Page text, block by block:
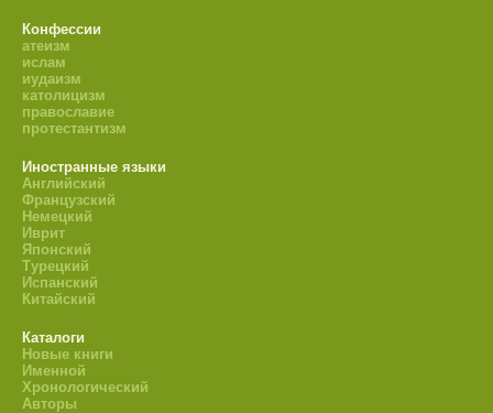
Конфессии
атеизм
ислам
иудаизм
католицизм
православие
протестантизм
Иностранные языки
Английский
Французский
Немецкий
Иврит
Японский
Турецкий
Испанский
Китайский
Каталоги
Новые книги
Именной
Хронологический
Авторы